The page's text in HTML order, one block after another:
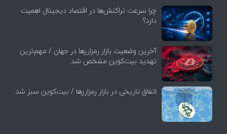
چرا سرعت تراکنش‌ها در اقتصاد دیجیتال اهمیت
دارد؟
آخرین وضعیت بازار رمزارزها در جهان / مهم‌ترین
تهدید بیت‌کوین مشخص شد
اتفاق تاریخی در بازار رمزارزها / بیت‌کوین سبز شد